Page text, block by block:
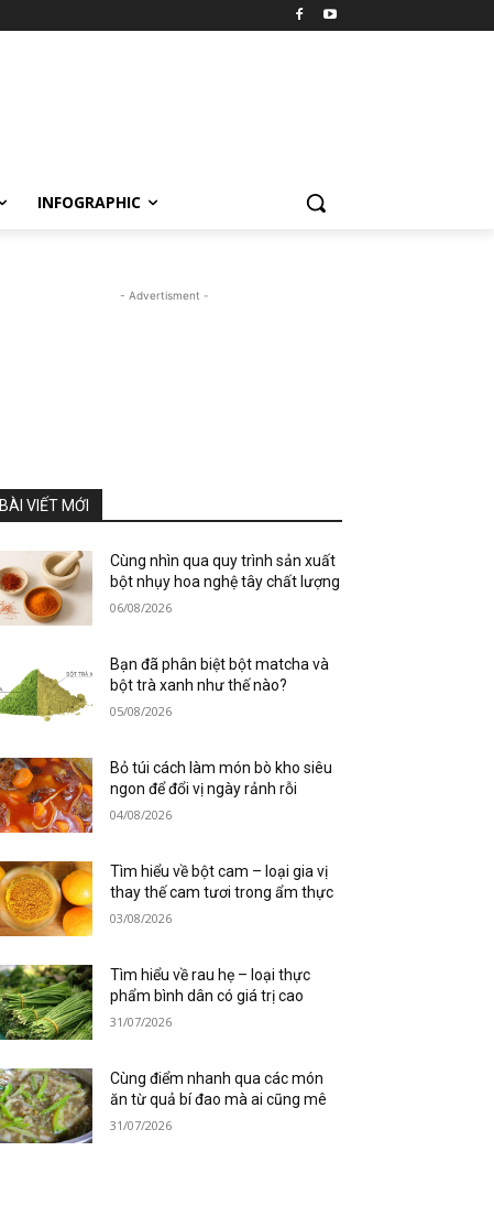
INFOGRAPHIC
- Advertisment -
BÀI VIẾT MỚI
Cùng nhìn qua quy trình sản xuất
bột nhụy hoa nghệ tây chất lượng
06/08/2026
Bạn đã phân biệt bột matcha và
bột trà xanh như thế nào?
05/08/2026
Bỏ túi cách làm món bò kho siêu
ngon để đổi vị ngày rảnh rỗi
04/08/2026
Tìm hiểu về bột cam – loại gia vị
thay thế cam tươi trong ẩm thực
03/08/2026
Tìm hiểu về rau hẹ – loại thực
phẩm bình dân có giá trị cao
31/07/2026
Cùng điểm nhanh qua các món
ăn từ quả bí đao mà ai cũng mê
31/07/2026